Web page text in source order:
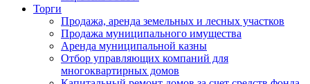
Торги
Продажа, аренда земельных и лесных участков
Продажа муниципального имущества
Аренда муниципальной казны
Отбор управляющих компаний для
многоквартирных домов